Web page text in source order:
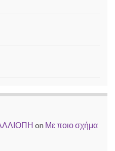
on Με ποιο σχήμα